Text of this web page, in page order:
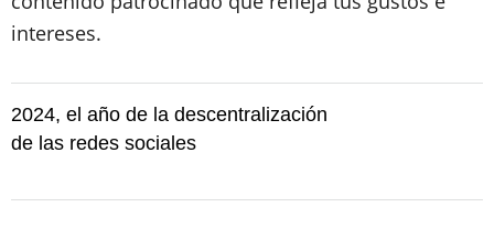
intereses.
2024, el año de la descentralización
de las redes sociales